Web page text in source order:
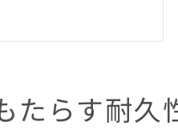
ナンス
ト打ち継ぎの施工法
たらす耐久